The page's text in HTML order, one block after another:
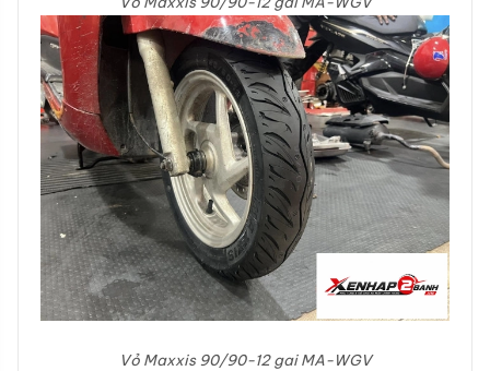
Vỏ Maxxis 90/90-12 gai MA-WGV